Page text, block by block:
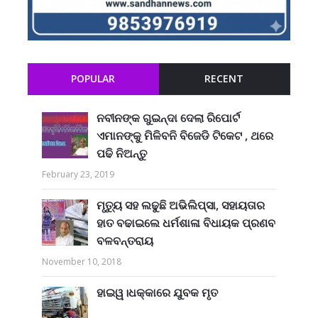
POPULAR RECENT
ନବୀନଙ୍କ ଗୁଇନ୍ଦା ଦେଲା ରିପୋର୍ଟ
ଏମାନଙ୍କୁ ମିଳିବନି ବିଜେଡି ଟିକେଟ , ଥରେ
ପଢି ନିଅନ୍ତୁ
February 23, 2019
ମୃତ୍ୟୁ ସହ ଲଢୁଛି ଅଭିଲିପ୍ସା, ସହାୟତାର
ହାତ ବଢାଇଲେ ଧର୍ମଶାଳା ବିଧାୟକ ପ୍ରଣବ
ବଳବନ୍ତରାୟ
November 10, 2018
ହାଇୱ।ଧକ୍କାରେ ଯୁବକ ମୃତ